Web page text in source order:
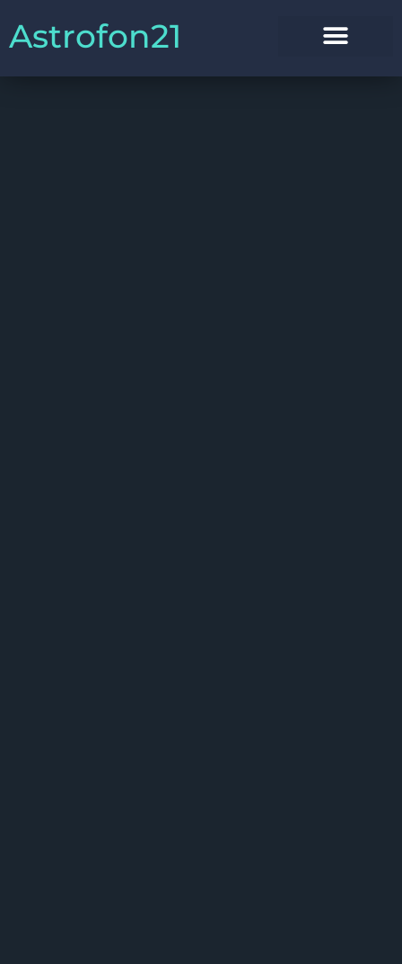
Astrofon21